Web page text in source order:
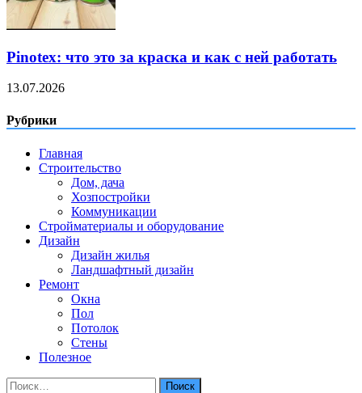
Pinotex: что это за краска и как с ней работать
13.07.2026
Рубрики
Главная
Строительство
Дом, дача
Хозпостройки
Коммуникации
Стройматериалы и оборудование
Дизайн
Дизайн жилья
Ландшафтный дизайн
Ремонт
Окна
Пол
Потолок
Стены
Полезное
Найти: